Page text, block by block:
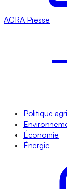
AGRA Presse
Politique
Économie
Énergie